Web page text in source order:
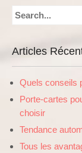
Articles
Quels conseils
Porte-cartes
choisir
Tendance
Tous les